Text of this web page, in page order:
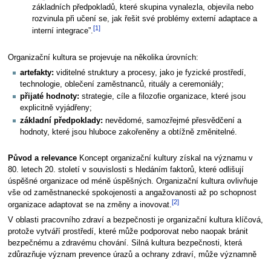
základních předpokladů, které skupina vynalezla, objevila nebo
rozvinula při učení se, jak řešit své problémy externí adaptace a
interní integrace”.[1]
Organizační kultura se projevuje na několika úrovních:
artefakty: viditelné struktury a procesy, jako je fyzické prostředí,
technologie, oblečení zaměstnanců, rituály a ceremoniály;
přijaté hodnoty: strategie, cíle a filozofie organizace, které jsou
explicitně vyjádřeny;
základní předpoklady: nevědomé, samozřejmé přesvědčení a
hodnoty, které jsou hluboce zakořeněny a obtížně změnitelné.
Původ a relevanceKoncept organizační kultury získal na významu v
80. letech 20. století v souvislosti s hledáním faktorů, které odlišují
úspěšné organizace od méně úspěšných. Organizační kultura ovlivňuje
vše od zaměstnanecké spokojenosti a angažovanosti až po schopnost
organizace adaptovat se na změny a inovovat.[2]
V oblasti pracovního zdraví a bezpečnosti je organizační kultura klíčová,
protože vytváří prostředí, které může podporovat nebo naopak bránit
bezpečnému a zdravému chování. Silná kultura bezpečnosti, která
zdůrazňuje význam prevence úrazů a ochrany zdraví, může významně